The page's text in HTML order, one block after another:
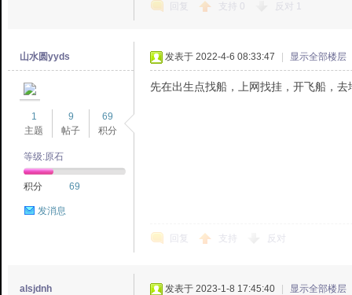
回复 支持 0 反对 1
山水圆yyds
1
主题
9
帖子
69
积分
等级:原石
积分 69
发消息
发表于 2022-4-6 08:33:47 显示全部楼层
先在出生点找船，上网找挂，开飞船，
回复 支持 反对
alsjdnh 发表于 2023-1-8 17:45:40 显示全部楼层